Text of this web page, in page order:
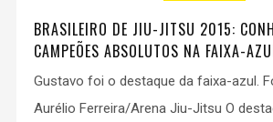
BRASILEIRO DE JIU-JITSU 2015:
CAMPEÕES ABSOLUTOS NA FAIXA-
Gustavo foi o destaque da faixa-azul.
Aurélio Ferreira/Arena Jiu-Jitsu O